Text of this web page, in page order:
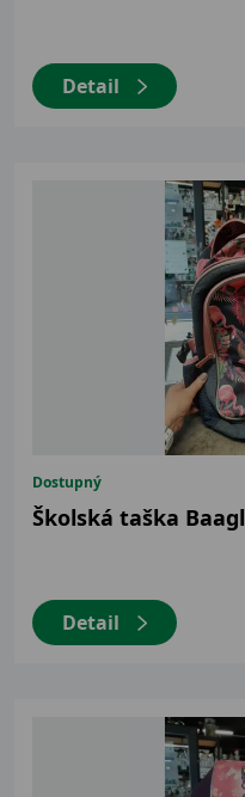
Detail
Dostupný
Školská taška Baagl
Detail